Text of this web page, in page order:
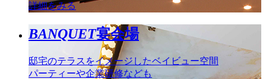
詳細をみる
BANQUET宴会場
邸宅のテラスをイメージしたベイビュー空間
パーティーや企業研修なども